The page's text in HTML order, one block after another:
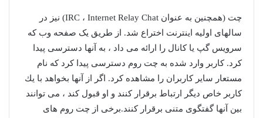
چت (همچنین به عنوان IRC ، Internet Relay Chat) نیز در
سالهای اولیه اینترنت اختراع شد. از طریق یک صفحه وب که
سرویس گپ یا کانال را ارائه می داد ، به آنها دسترسی پیدا
کرد. کاربر وارد شده به چت روم دسترسی پیدا کرد که نام
مستعار سایر کاربران را مشاهده کرد. اگر از آنها بخواهد با یك
كاربر خاص دیگر ارتباط برقرار كنند و او قبول كند ، می توانند
بین آنها گفتگوی متنی برقرار كنند.برخی از چت روم های